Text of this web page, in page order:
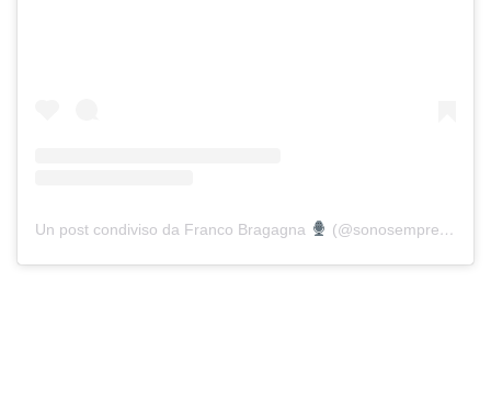
Un post condiviso da Franco Bragagna (@sonosemprefranco)